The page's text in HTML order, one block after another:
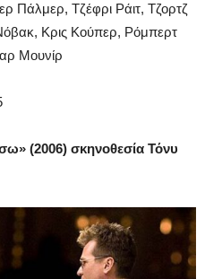
Πάλμερ, Τζέφρι Ράιτ, Τζορτζ
Κρις Κούπερ, Ρόμπερτ
Μουνίρ
» (2006) σκηνοθεσία Τόνυ